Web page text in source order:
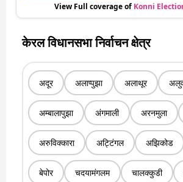
View Full coverage of Konni
केरल विधानसभा निर्वाचन क्षेत्र
अदूर अलाप्पुझा अलाथूर
अम्बालापुझा अंगमाली अरनमुला
अरुविक्कारा अट्टिंगल अझिकोड
बेपोर चदयामंगलम चालक्कुडी